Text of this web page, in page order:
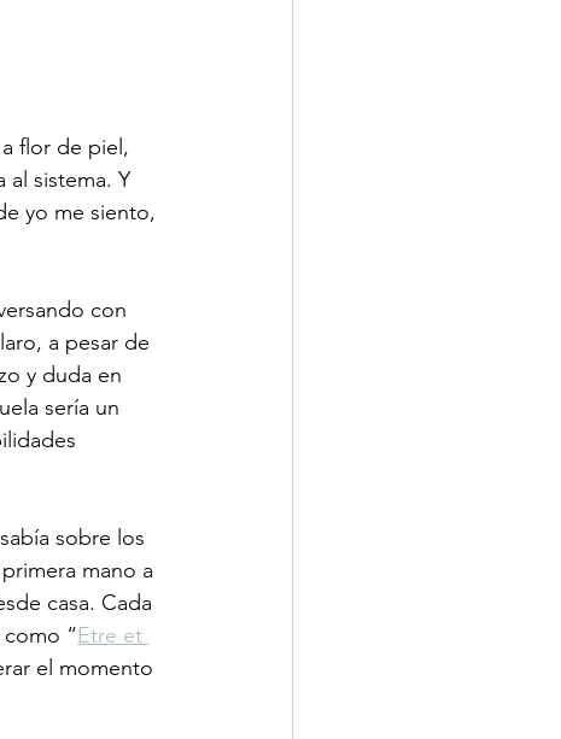
flor de piel,
al sistema. Y
yo me siento,
con
a pesar de
y duda en
sería un
sobre los
mano a
casa. Cada
“Etre et
el momento